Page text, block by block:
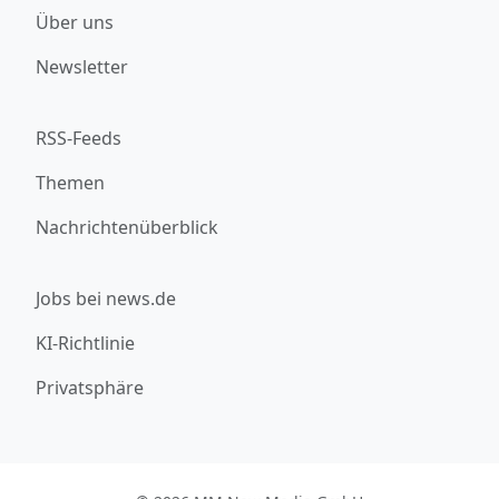
Über uns
Newsletter
RSS-Feeds
Themen
Nachrichtenüberblick
Jobs bei news.de
KI-Richtlinie
Privatsphäre